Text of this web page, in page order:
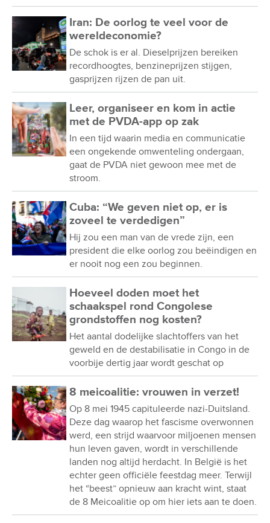
Iran: De oorlog te veel voor de
wereldeconomie?
De schok is er al. Dieselprijzen bereiken
recordhoogtes, benzineprijzen stijgen,
gasprijzen rijzen de pan uit.
Leer, organiseer en kom in actie
met de PVDA-app op zak
In een tijd waarin media en communicatie
een ongekende omwenteling ondergaan,
gaat de PVDA niet gewoon mee met de
stroom.
Cuba: “We geven niet op, er is
zoveel te verdedigen”
Hij zou een man van de vrede zijn, een
president die elke oorlog zou beëindigen en
er nooit nog een zou beginnen.
Hoeveel doden moet het
schaakspel rond Congolese
grondstoffen nog kosten?
Het aantal dodelijke slachtoffers van het
geweld en de destabilisatie in Congo in de
voorbije dertig jaar wordt geschat op
8 meicoalitie: vrouwen in verzet!
Op 8 mei 1945 capituleerde nazi-Duitsland.
Deze dag waarop het fascisme overwonnen
werd, een strijd waarvoor miljoenen mensen
hun leven gaven, wordt in verschillende
landen nog altijd herdacht. In België is het
echter geen officiële feestdag meer. Terwijl
het “beest” opnieuw aan kracht wint, staat
de 8 Meicoalitie op om hier iets aan te doen.